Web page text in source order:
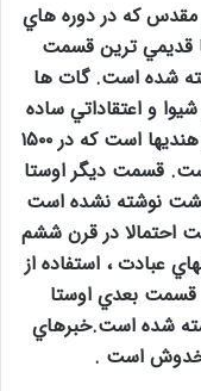
مقدس كه در دوره هاي
قديمي ترين قسمت
شده است. گات ها
و اعتقاداتي ساده
همراه است و ادبيات آن شبيه ريگ وداي هنديها است كه در ۱۵۰۰
است. قسمت ديگر اوستا
نوشته نشده است
احتمالا در قرن ششم
عبادت ، استفاده از
بعدي اوستا
شده است.خبرهاي
مخدوش است .